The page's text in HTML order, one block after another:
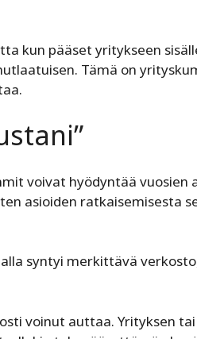
kun pääset yritykseen
Tämä on
voivat hyödyntää vuosien
asioiden ratkaisemisesta
syntyi merkittävä
voinut auttaa. Yrityksen